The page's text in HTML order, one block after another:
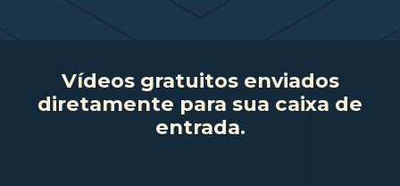
Vídeos gratuitos enviados
diretamente para sua caixa de
entrada.